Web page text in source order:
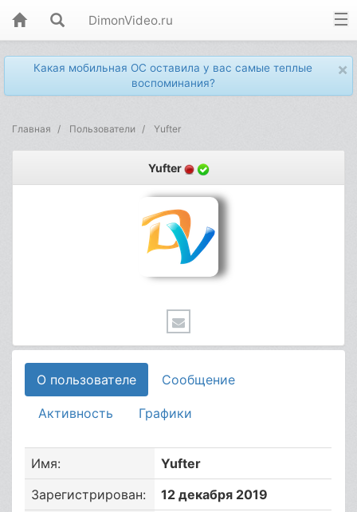
DimonVideo.ru
×
Какая мобильная ОС оставила у вас самые теплые
воспоминания?
Главная Пользователи Yufter
Yufter
О пользователе Сообщение
Активность Графики
Имя:
Yufter
Зарегистрирован:
12 декабря 2019